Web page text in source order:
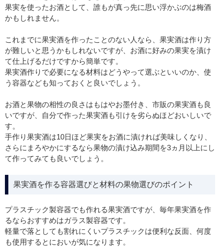
果実を使ったお酒として、誰もが真っ先に思い浮かぶのは梅酒
かもしれません。
これまでに果実酒を作ったことのない人なら、果実酒は作り方
が難しいと思うかもしれないですが、お酒に好みの果実を漬け
て仕上げるだけですから簡単です。
果実酒作りで必要になる材料はどうやって選ぶといいのか、使
う容器なども知っておくと良いでしょう。
お酒と果物の相性の良さはもはやお墨付き、市販の果実酒も良
いですが、自分で作った果実酒も引けを劣らぬほどおいしいで
す。
手作り果実酒は10日ほど果実をお酒に漬ければ美味しくなり、
さらにまろやかにするなら果物の漬け込み期間を3ヵ月以上にし
て作ってみても良いでしょう。
果実酒を作る容器選びと材料の果物選びのポイント
プラスチック製容器でも作れる果実酒ですが、毎年果実酒を作
るならおすすめはガラス製容器です。
軽量で落としても割れにくいプラスチックは便利な反面、何度
も使用するとにおいが気になります。